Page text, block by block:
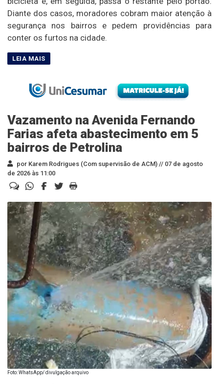
Diante dos casos, moradores cobram maior atenção à
segurança nos bairros e pedem providências para
conter os furtos na cidade.
Vazamento na Avenida Fernando
Farias afeta abastecimento em 5
bairros de Petrolina
por Karem Rodrigues (Com supervisão de ACM) // 07 de agosto
de 2026 às 11:00
Foto: WhatsApp/ divulgação arquivo